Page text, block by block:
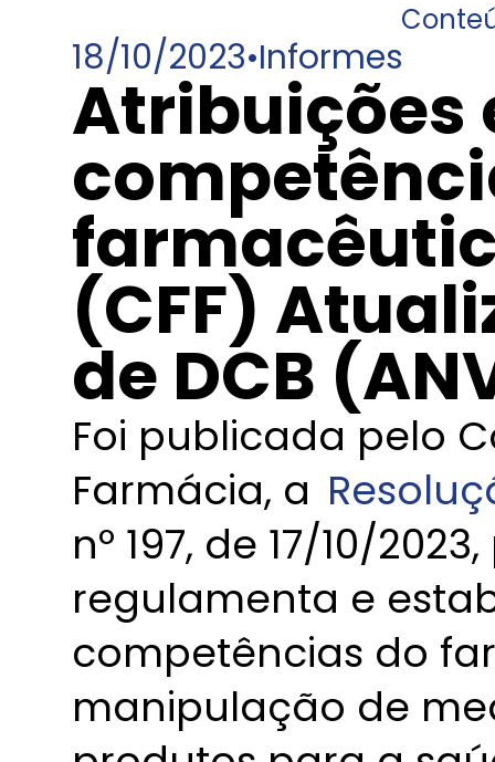
18/10/2023•Informes
Atribuições
(CFF)
de DCB
Foi publicada pelo
Farmácia, a
nº 197, de 17/10/
regulamenta e
competências do
manipulação de